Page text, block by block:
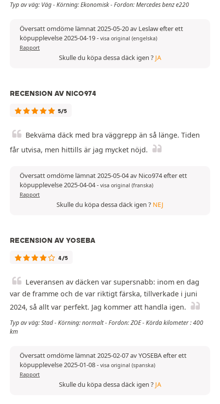
Typ av väg: Väg - Körning: Ekonomisk - Fordon: Mercedes benz e220
Översatt omdöme lämnat 2025-05-20 av Leslaw efter ett
köpupplevelse 2025-04-19- visa original (engelska)
Rapport
Skulle du köpa dessa däck igen ? JA
RECENSION AV NICO974
5/5
Bekväma däck med bra väggrepp än så länge. Tiden
får utvisa, men hittills är jag mycket nöjd.
Översatt omdöme lämnat 2025-05-04 av Nico974 efter ett
köpupplevelse 2025-04-04- visa original (franska)
Rapport
Skulle du köpa dessa däck igen ? NEJ
RECENSION AV YOSEBA
4/5
Leveransen av däcken var supersnabb: inom en dag
var de framme och de var riktigt färska, tillverkade i juni
2024, så allt var perfekt. Jag kommer att handla igen.
Typ av väg: Stad - Körning: normalt - Fordon: ZOE - Körda kilometer : 400
km
Översatt omdöme lämnat 2025-02-07 av YOSEBA efter ett
köpupplevelse 2025-01-08- visa original (spanska)
Rapport
Skulle du köpa dessa däck igen ? JA